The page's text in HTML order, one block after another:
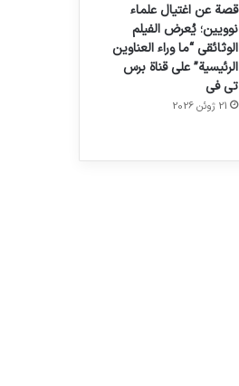
قصة عن اغتيال علماء
نوويين؛ يُعرض الفيلم
الوثائقي “ما وراء العناوين
الرئيسية” على قناة برس
تي في
21 ژوئن 2026